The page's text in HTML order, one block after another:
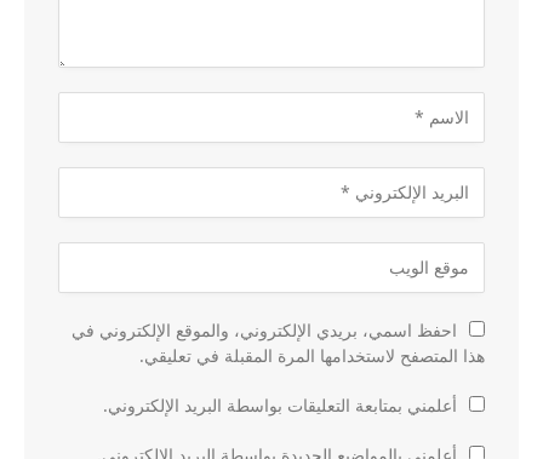
احفظ اسمي، بريدي الإلكتروني، والموقع الإلكتروني في
هذا المتصفح لاستخدامها المرة المقبلة في تعليقي.
أعلمني بمتابعة التعليقات بواسطة البريد الإلكتروني.